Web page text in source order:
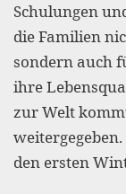
Schulungen
die Familien
sondern auch
ihre
zur Welt
den ersten